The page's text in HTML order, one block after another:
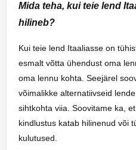
Mida teha, kui teie lend
hilineb?
Kui teie lend Itaaliasse on
esmalt võtta ühendust oma
oma lennu kohta. Seejärel
võimalikke alternatiivseid
sihtkohta viia. Soovitame ka,
kindlustus katab hilinenud või
kulutused.